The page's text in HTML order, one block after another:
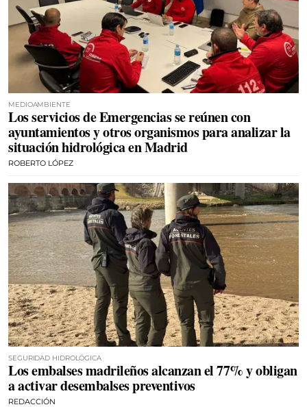
MEDIOAMBIENTE
Los servicios de Emergencias se reúnen con
ayuntamientos y otros organismos para analizar la
situación hidrológica en Madrid
ROBERTO LÓPEZ
SEGURIDAD HIDROLÓGICA
Los embalses madrileños alcanzan el 77% y obligan
a activar desembalses preventivos
REDACCIÓN